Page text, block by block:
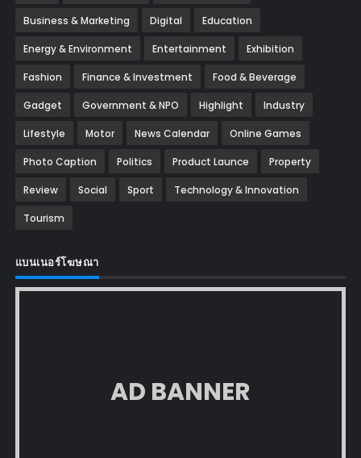
Business & Marketing Digital Education
Energy & Environment Entertainment Exhibition
Fashion Finance & Investment Food & Beverage
Gadget Government & NPO Highlight Industry
Lifestyle Motor News Calendar Online Games
Photo Caption Politics Product Launce Property
Review Social Sport Technology & Innovation
Tourism
แบนเนอร์โฆษณา
AD BANNER